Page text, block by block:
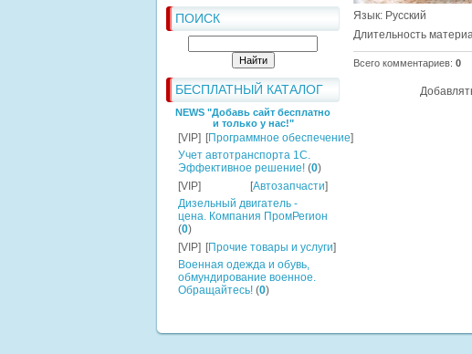
ПОИСК
БЕСПЛАТНЫЙ КАТАЛОГ
NEWS "Добавь сайт бесплатно
и только у нас!"
[VIP] [Программное обеспечение]
Учет автотранспорта 1C.
Эффективное решение! (0)
[VIP]
[Автозапчасти]
Дизельный двигатель -
цена. Компания ПромРегион
(0)
[VIP] [Прочие товары и услуги]
Военная одежда и обувь,
обмундирование военное.
Обращайтесь! (0)
Язык: Русский
Длительность
Всего комментариев: 0